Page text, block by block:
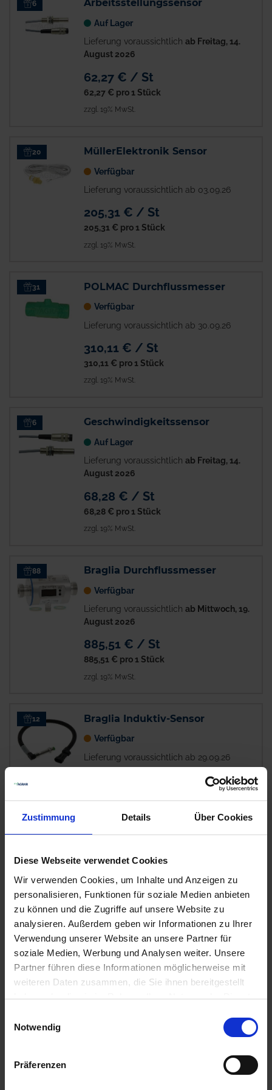
Zustimmung Details Über Cookies
Diese Webseite verwendet Cookies
Wir verwenden Cookies, um Inhalte und Anzeigen zu
personalisieren, Funktionen für soziale Medien anbieten
zu können und die Zugriffe auf unsere Website zu
analysieren. Außerdem geben wir Informationen zu Ihrer
Verwendung unserer Website an unsere Partner für
soziale Medien, Werbung und Analysen weiter. Unsere
Partner führen diese Informationen möglicherweise mit
weiteren Daten zusammen, die Sie ihnen bereitgestellt
haben oder die sie im Rahmen Ihrer Nutzung der Dienste
Notwendig
Präferenzen
6 Arbeitsstellungssensor
Auf Lager
Lieferung voraussichtlich ab Freitag, 14.
August 2026
62,27 € / St
62,27 € pro 1 Stück
zzgl. 19% MwSt.
20 MüllerElektronik Sensor
Verfügbar
Lieferung voraussichtlich ab 03.09.26
205,31 € / St
205,31 € pro 1 Stück
zzgl. 19% MwSt.
31 POLMAC Durchflussmesser
Verfügbar
Lieferung voraussichtlich ab 30.09.26
310,11 € / St
310,11 € pro 1 Stück
zzgl. 19% MwSt.
6 Geschwindigkeitssensor
Auf Lager
Lieferung voraussichtlich ab Freitag, 14.
August 2026
68,28 € / St
68,28 € pro 1 Stück
zzgl. 19% MwSt.
88 Braglia Durchflussmesser
Verfügbar
Lieferung voraussichtlich ab Mittwoch, 19.
August 2026
885,51 € / St
885,51 € pro 1 Stück
zzgl. 19% MwSt.
12 Braglia Induktiv-Sensor
Verfügbar
Lieferung voraussichtlich ab 29.09.26
zzgl. 19% MwSt.
Lieferung voraussichtlichab Donnerstag,
20. August 2026
2.918,72 € / St
2.918,72 €pro 1 Stück
zzgl. 19% MwSt.
POLMAC Turbine Radpid Check